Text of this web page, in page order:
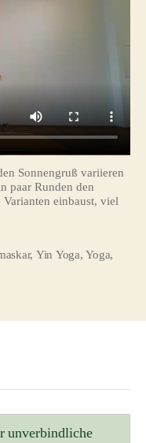
Sonnengruß variieren
paar Runden den
einbaust, viel
, Yin Yoga,Yoga,
unverbindliche